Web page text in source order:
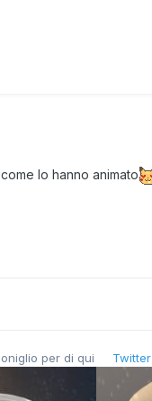
lo hanno animato
per di qui Twitter